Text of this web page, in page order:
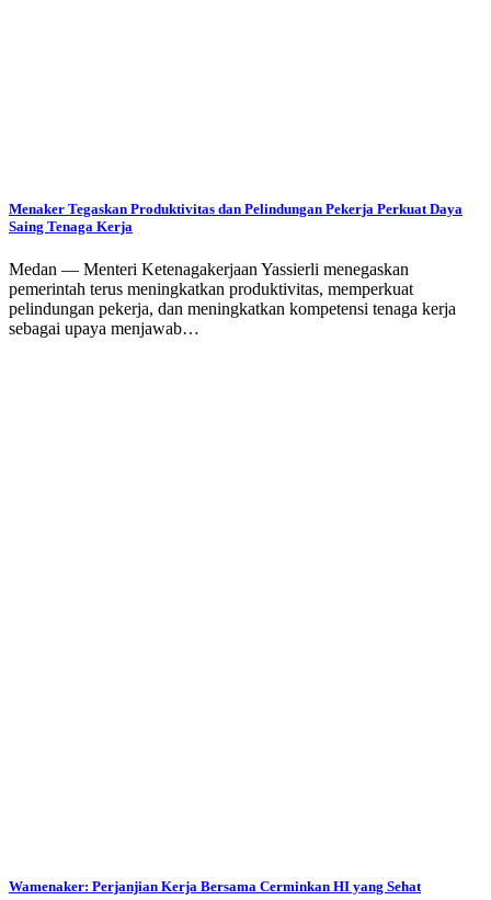
Menaker Tegaskan Produktivitas dan Pelindungan Pekerja Perkuat Daya
Saing Tenaga Kerja
Medan — Menteri Ketenagakerjaan Yassierli menegaskan
pemerintah terus meningkatkan produktivitas, memperkuat
pelindungan pekerja, dan meningkatkan kompetensi tenaga kerja
sebagai upaya menjawab…
Wamenaker: Perjanjian Kerja Bersama Cerminkan HI yang Sehat